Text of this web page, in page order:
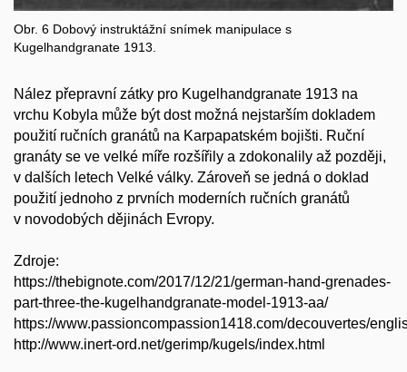
Obr. 6 Dobový instruktážní snímek manipulace s
Kugelhandgranate 1913.
Nález přepravní zátky pro Kugelhandgranate 1913 na
vrchu Kobyla může být dost možná nejstarším dokladem
použití ručních granátů na Karpapatském bojišti. Ruční
granáty se ve velké míře rozšířily a zdokonalily až později,
v dalších letech Velké války. Zároveň se jedná o doklad
použití jednoho z prvních moderních ručních granátů
v novodobých dějinách Evropy.
Zdroje:
https://thebignote.com/2017/12/21/german-hand-grenades-
part-three-the-kugelhandgranate-model-1913-aa/
https://www.passioncompassion1418.com/decouvertes/
http://www.inert-ord.net/gerimp/kugels/index.html